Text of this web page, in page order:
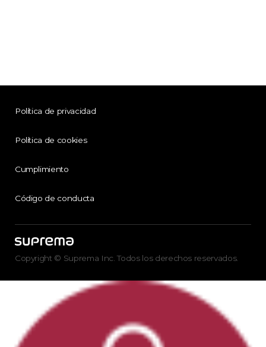
Política de privacidad
Política de cookies
Cumplimiento
Código de conducta
Copyright © Suprema Inc. Todos los derechos reservados.